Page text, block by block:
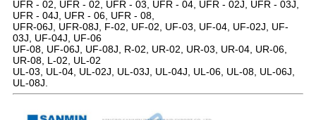
UFR - 02, UFR - 02, UFR - 03, UFR - 04, UFR - 02J, UFR - 03J,
UFR - 04J, UFR - 06, UFR - 08,
UFR-06J, UFR-08J, F-02, UF-02, UF-03, UF-04, UF-02J, UF-
03J, UF-04J, UF-06
UF-08, UF-06J, UF-08J, R-02, UR-02, UR-03, UR-04, UR-06,
UR-08, L-02, UL-02
UL-03, UL-04, UL-02J, UL-03J, UL-04J, UL-06, UL-08, UL-06J,
UL-08J.